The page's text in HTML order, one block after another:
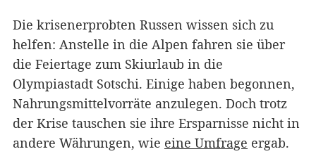
Die krisenerprobten Russen wissen sich zu
helfen: Anstelle in die Alpen fahren sie über
die Feiertage zum Skiurlaub in die
Olympiastadt Sotschi. Einige haben begonnen,
Nahrungsmittelvorräte anzulegen. Doch trotz
der Krise tauschen sie ihre Ersparnisse nicht in
andere Währungen, wie eine Umfrage ergab.